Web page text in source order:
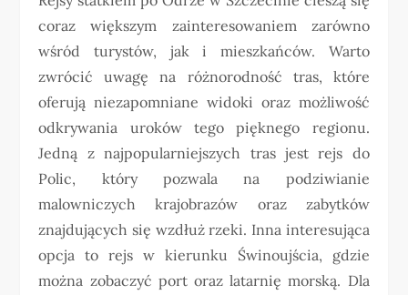
coraz większym zainteresowaniem zarówno
wśród turystów, jak i mieszkańców. Warto
zwrócić uwagę na różnorodność tras, które
oferują niezapomniane widoki oraz możliwość
odkrywania uroków tego pięknego regionu.
Jedną z najpopularniejszych tras jest rejs do
Polic, który pozwala na podziwianie
malowniczych krajobrazów oraz zabytków
znajdujących się wzdłuż rzeki. Inna interesująca
opcja to rejs w kierunku Świnoujścia, gdzie
można zobaczyć port oraz latarnię morską. Dla